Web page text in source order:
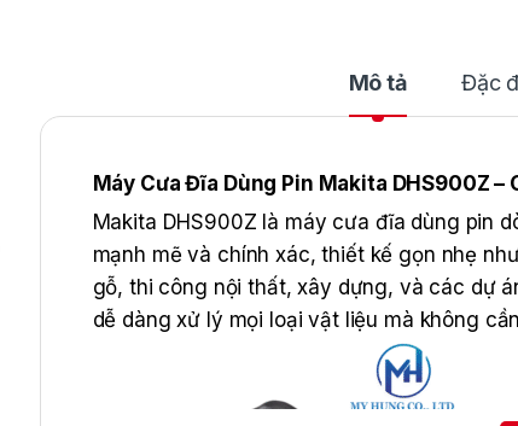
Mô tả Đặc
Máy Cưa Đĩa Dùng Pin Makita DHS900Z
Makita DHS900Z là máy cưa đĩa dùng pin
mạnh mẽ và chính xác, thiết kế gọn nhẹ
gỗ, thi công nội thất, xây dựng, và các dự
dễ dàng xử lý mọi loại vật liệu mà không